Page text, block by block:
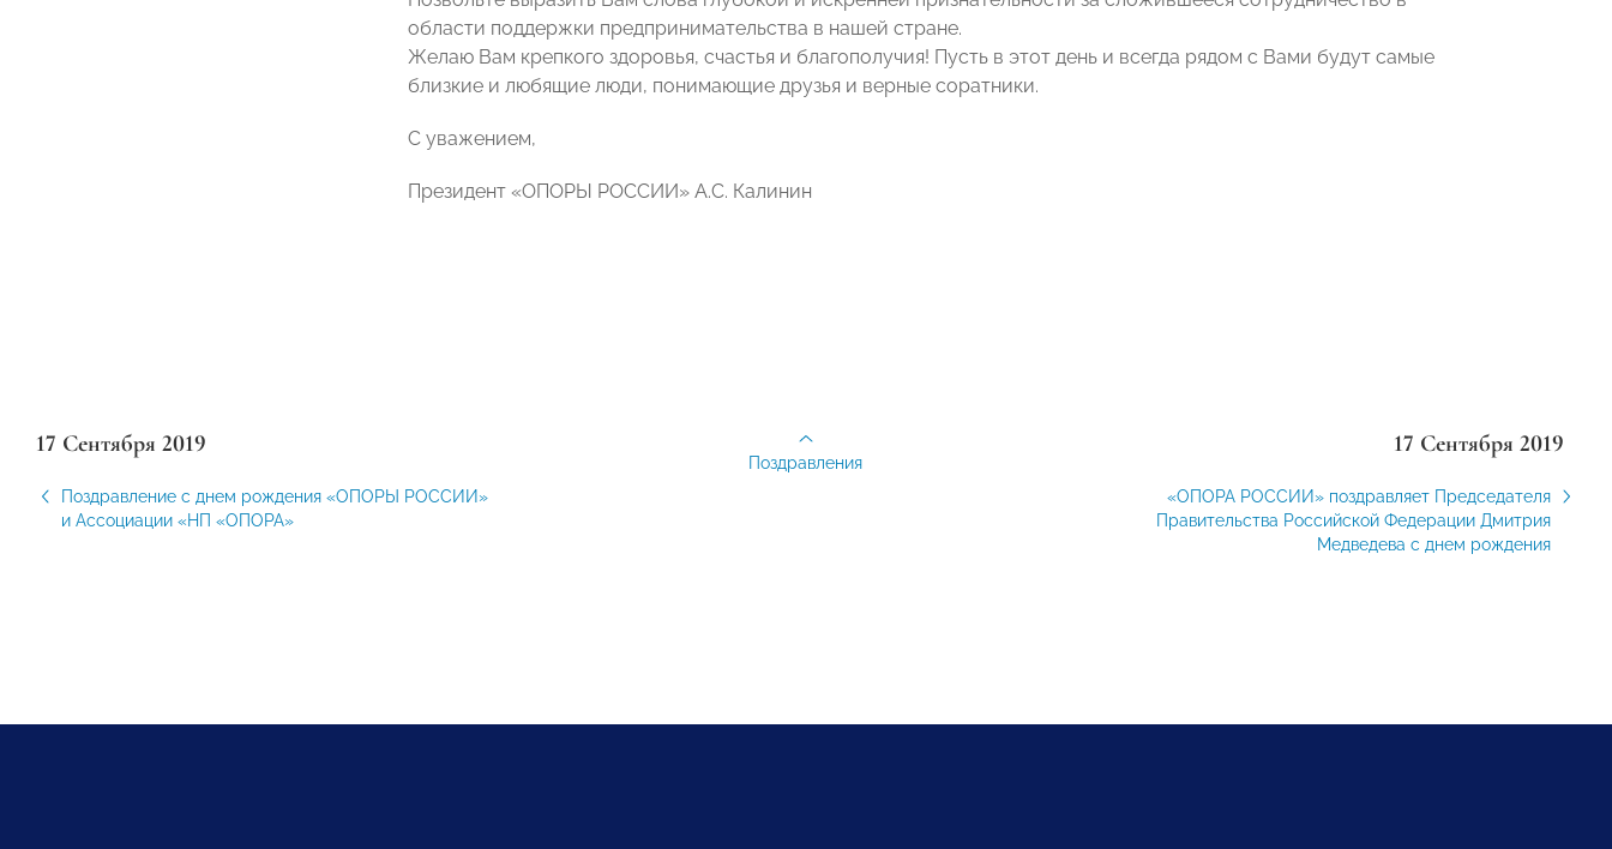
области поддержки предпринимательства в нашей стране.
Желаю Вам крепкого здоровья, счастья и благополучия! Пусть в этот день и всегда рядом с Вами будут самые
близкие и любящие люди, понимающие друзья и верные соратники.
С уважением,
Президент «ОПОРЫ РОССИИ» А.С. Калинин
17 Сентября 2019
Поздравление с днем рождения «ОПОРЫ РОССИИ»
и Ассоциации «НП «ОПОРА»
17 Сентября 2019
«ОПОРА РОССИИ» поздравляет Председателя
Правительства Российской Федерации Дмитрия
Медведева с днем рождения
Поздравления